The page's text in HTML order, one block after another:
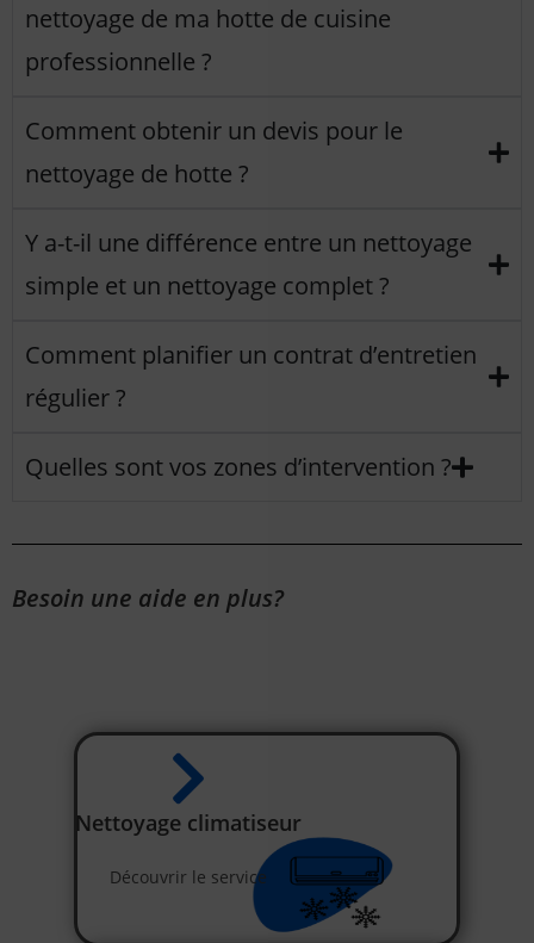
nettoyage de ma hotte de cuisine
professionnelle ?
Comment obtenir un devis pour le
nettoyage de hotte ?
Y a-t-il une différence entre un nettoyage
simple et un nettoyage complet ?
Comment planifier un contrat d’entretien
régulier ?
Quelles sont vos zones d’intervention ?
Besoin une aide en plus?
Nettoyage climatiseur
Découvrir le service